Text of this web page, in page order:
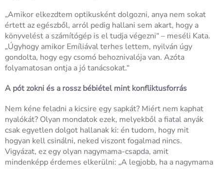
„Amikor elkezdtem optikusként dolgozni, anya nem sokat
értett az egészből, arról pedig hallani sem akart, hogy a
könyvelést a számítógép is el tudja végezni“ – meséli Kata.
„Úgyhogy amikor Emíliával terhes lettem, nyilván úgy
gondolta, hogy egy csomó behoznivalója van. Azóta
folyamatosan ontja a jó tanácsokat.“
A pót zokni és a rossz bébiétel mint konfliktusforrás
Nem kéne feladni a kicsire egy sapkát? Miért nem kaphat
nyalókát? Olyan mondatok ezek, melyekből a fiatal anyák
csak egyetlen dolgot hallanak ki: én tudom, hogy mit
hogyan kell csinálni, neked viszont fogalmad nincs.
Vigyázat, ez egy olyan nagymama-csapda, amit
mindenképp érdemes elkerülni: „A legjobb, ha a nagymama